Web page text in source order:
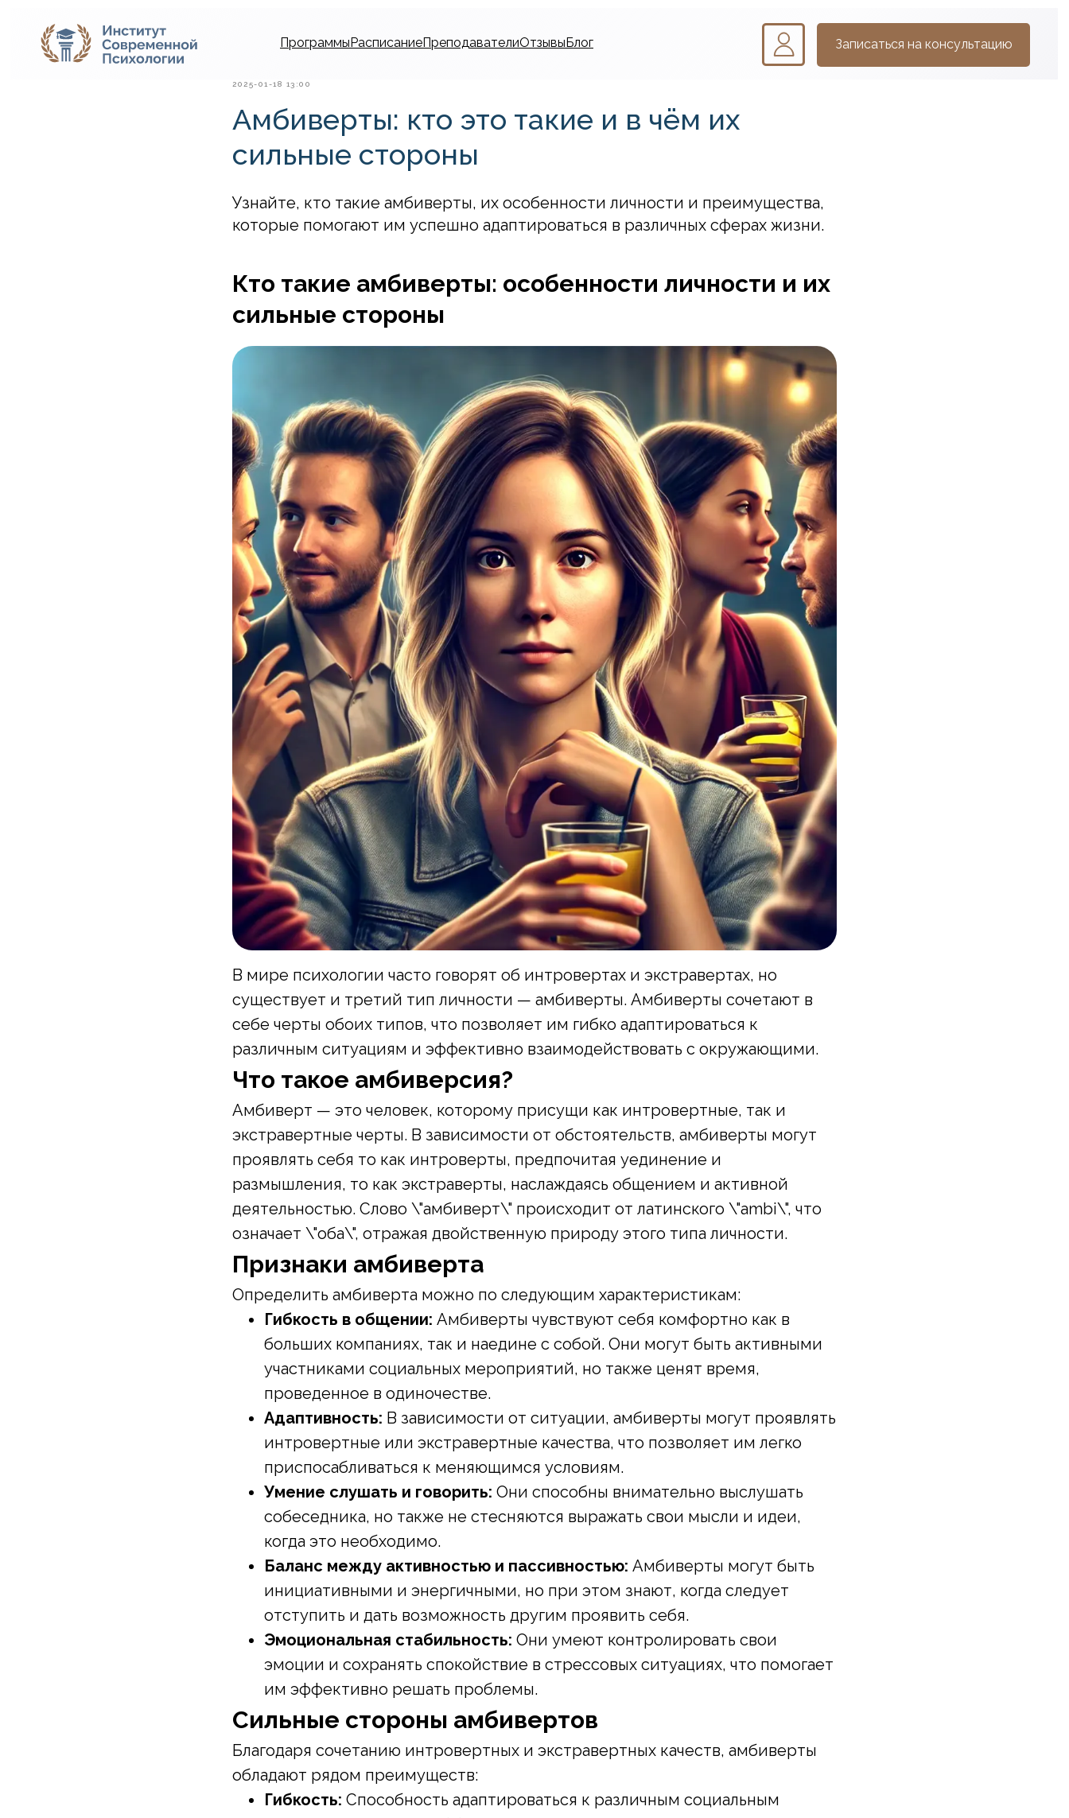
ПрограммыРасписаниеПреподавателиОтзывыБлог Записаться на консультацию
2025-01-18 13:00
Амбиверты: кто это такие и в чём их
сильные стороны
Узнайте, кто такие амбиверты, их особенности личности и преимущества,
которые помогают им успешно адаптироваться в различных сферах жизни.
Кто такие амбиверты: особенности личности и их
сильные стороны
В мире психологии часто говорят об интровертах и экстравертах, но
существует и третий тип личности — амбиверты. Амбиверты сочетают в
себе черты обоих типов, что позволяет им гибко адаптироваться к
различным ситуациям и эффективно взаимодействовать с окружающими.
Что такое амбиверсия?
Амбиверт — это человек, которому присущи как интровертные, так и
экстравертные черты. В зависимости от обстоятельств, амбиверты могут
проявлять себя то как интроверты, предпочитая уединение и
размышления, то как экстраверты, наслаждаясь общением и активной
деятельностью. Слово \"амбиверт\" происходит от латинского \"ambi\", что
означает \"оба\", отражая двойственную природу этого типа личности.
Признаки амбиверта
Определить амбиверта можно по следующим характеристикам:
Гибкость в общении: Амбиверты чувствуют себя комфортно как в
больших компаниях, так и наедине с собой. Они могут быть активными
участниками социальных мероприятий, но также ценят время,
проведенное в одиночестве.
Адаптивность: В зависимости от ситуации, амбиверты могут проявлять
интровертные или экстравертные качества, что позволяет им легко
приспосабливаться к меняющимся условиям.
Умение слушать и говорить: Они способны внимательно выслушать
собеседника, но также не стесняются выражать свои мысли и идеи,
когда это необходимо.
Баланс между активностью и пассивностью: Амбиверты могут быть
инициативными и энергичными, но при этом знают, когда следует
отступить и дать возможность другим проявить себя.
Эмоциональная стабильность: Они умеют контролировать свои
эмоции и сохранять спокойствие в стрессовых ситуациях, что помогает
им эффективно решать проблемы.
Сильные стороны амбивертов
Благодаря сочетанию интровертных и экстравертных качеств, амбиверты
обладают рядом преимуществ:
Гибкость: Способность адаптироваться к различным социальным